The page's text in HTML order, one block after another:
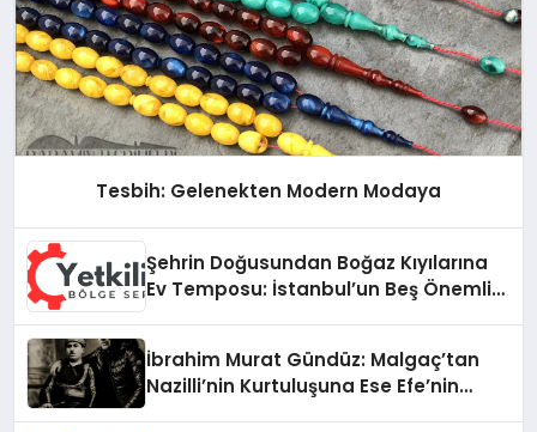
Tesbih: Gelenekten Modern Modaya
Şehrin Doğusundan Boğaz Kıyılarına
Ev Temposu: İstanbul’un Beş Önemli
İbrahim Murat Gündüz: Malgaç’tan
Nazilli’nin Kurtuluşuna Ese Efe’nin